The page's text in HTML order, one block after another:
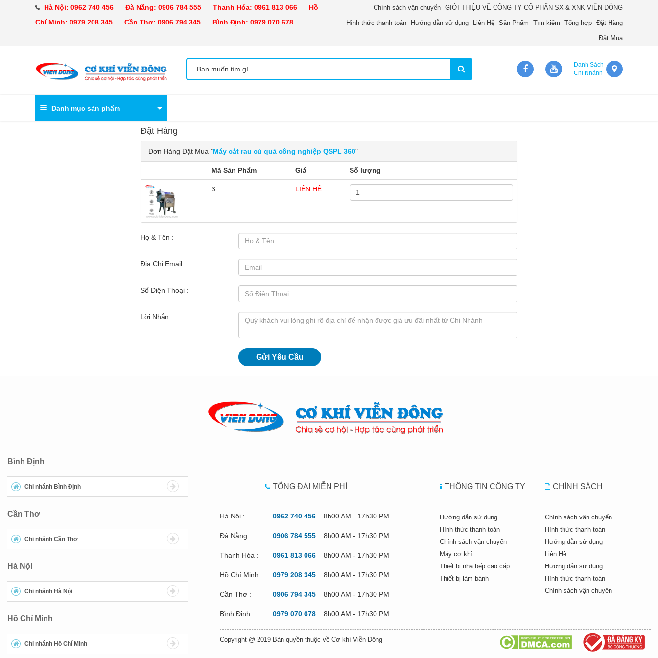
Hà Nội: 0962 740 456 Đà Nẵng: 0906 784 555 Thanh Hóa: 0961 813 066 Hồ
Chí Minh: 0979 208 345 Cần Thơ: 0906 794 345 Bình Định: 0979 070 678
Chính sách vận chuyển GIỚI THIỆU VỀ CÔNG TY CỔ PHẨN SX & XNK VIỄN ĐÔNG
Hình thức thanh toán Hướng dẫn sử dụng Liên Hệ Sản Phẩm Tìm kiếm Tổng hợp Đặt Hàng
Đặt Mua
Danh Sách
Chi Nhánh
Danh mục sản phẩm
Đặt Hàng
Đơn Hàng Đặt Mua "Máy cắt rau củ quả công nghiệp QSPL 360"
Mã Sản Phẩm Giá Số lượng
3 LIÊN HỆ
Họ & Tên :
Địa Chỉ Email :
Số Điện Thoại :
Lời Nhắn :
Bình Định
Chi nhánh Bình Định
Cần Thơ
Chi nhánh Cần Thơ
Hà Nội
Chi nhánh Hà Nội
Hồ Chí Minh
Chi nhánh Hồ Chí Minh
TỔNG ĐÀI MIỄN PHÍ
Hà Nội : 0962 740 456 8h00 AM - 17h30 PM
Đà Nẵng : 0906 784 555 8h00 AM - 17h30 PM
Thanh Hóa : 0961 813 066 8h00 AM - 17h30 PM
Hồ Chí Minh : 0979 208 345 8h00 AM - 17h30 PM
Cần Thơ : 0906 794 345 8h00 AM - 17h30 PM
Bình Định : 0979 070 678 8h00 AM - 17h30 PM
THÔNG TIN CÔNG TY
Hướng dẫn sử dụng
Hình thức thanh toán
Chính sách vận chuyển
Máy cơ khí
Thiết bị nhà bếp cao cấp
Thiết bị làm bánh
CHÍNH SÁCH
Chính sách vận chuyển
Hình thức thanh toán
Hướng dẫn sử dụng
Liên Hệ
Hướng dẫn sử dụng
Hình thức thanh toán
Chính sách vận chuyển
Copyright @ 2019 Bản quyền thuộc về Cơ khí Viễn Đông